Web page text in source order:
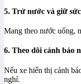
5. Trử nước và giữ
Mang theo nước uống,
6. Theo dõi cảnh báo
Nếu xe hiển thị cảnh
nghỉ.